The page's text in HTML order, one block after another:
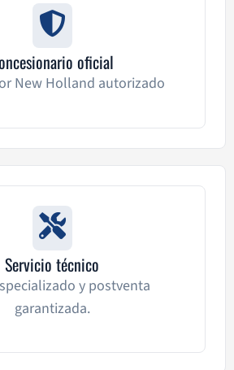
oficial
New Holland autorizado
Servicio técnico
y postventa
garantizada.